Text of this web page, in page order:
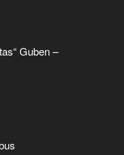
Guben –